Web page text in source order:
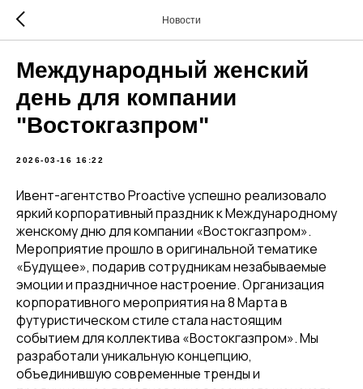
Новости
Международный женский
день для компании
"Востокгазпром"
2026-03-16 16:22
Ивент-агентство Proactive успешно реализовало
яркий корпоративный праздник к Международному
женскому дню для компании «Востокгазпром».
Мероприятие прошло в оригинальной тематике
«Будущее», подарив сотрудникам незабываемые
эмоции и праздничное настроение. Организация
корпоративного мероприятия на 8 Марта в
футуристическом стиле стала настоящим
событием для коллектива «Востокгазпром». Мы
разработали уникальную концепцию,
объединившую современные тренды и